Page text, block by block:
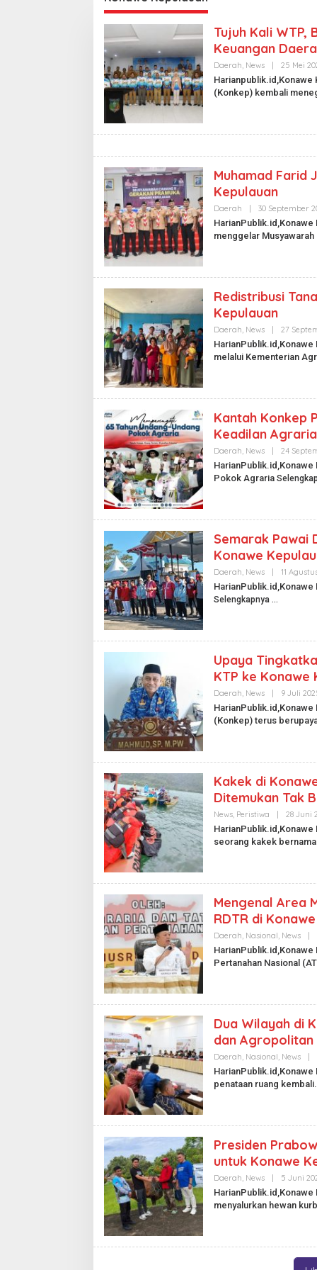
Tujuh Kali WTP,
Keuangan
Daerah, News 25 Mei
Harianpublik.id,Konawe
(Konkep) kembali
Muhamad Farid
Kepulauan
Daerah 30 September
HarianPublik.id,Konawe
menggelar
Redistribusi
Kepulauan
Daerah, News 27
melalui Kementerian
Kantah Konkep
Keadilan Agraria
Daerah, News 24
Pokok Agraria
Semarak Pawai
Konawe
Daerah, News 11
HarianPublik.id,Konawe
Selengkapnya
Upaya
KTP ke Konawe
Daerah, News 9 Juli
(Konkep) terus
Kakek di
Ditemukan Tak
News, Peristiwa 28 Juni
seorang kakek
Mengenal Area
RDTR di
Daerah, Nasional, News
HarianPublik.id,Konawe
Pertanahan Nasional
Dua Wilayah di
dan Agropolitan
Daerah, Nasional, News
penataan ruang
Presiden
untuk Konawe
Daerah, News 5 Juni
menyalurkan hewan